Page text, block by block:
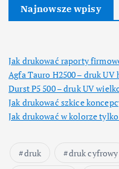
Najnowsze wpisy
Jak drukować raporty
Agfa Tauro H2500 – druk
Durst P5 500 – druk UV
Jak drukować szkice
Jak drukować w kolorze
druk druk cyfrowy